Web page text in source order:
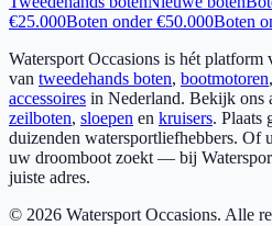
€25.000Boten onder €50.000Boten
Watersport Occasions is hét platform
van tweedehands boten, bootmotoren,
accessoires in Nederland. Bekijk ons
zeilboten, sloepen en kruisers. Plaats
duizenden watersportliefhebbers. Of
uw droomboot zoekt — bij
juiste adres.
© 2026 Watersport Occasions. Alle